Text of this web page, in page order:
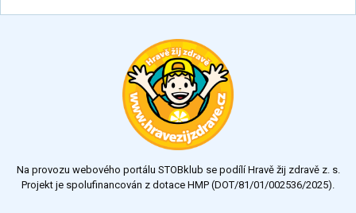
Na provozu webového portálu STOBklub se podílí Hravě žij zdravě z. s.
Projekt je spolufinancován z dotace HMP (DOT/81/01/002536/2025).